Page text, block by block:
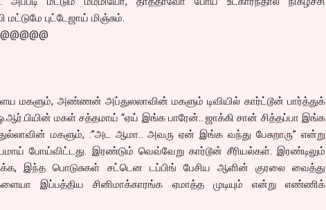
புட்டேஜாய் மிஞ்சும்.
மகளும், அண்ணன் அப்துலலாவின் மகளும் டிவியில் கார்ட்டூன் பார்த்துக்
மகள் சத்தமாய் “ஏய் இங்க பாரேன்.. ஜாக்கி சான் சித்தப்பா இங்க
மகளும், :”அட ஆமா.. அவரு ஏன் இங்க வந்து பேசுறாரு” என்று
போய்விட்டது. இரண்டும் வெவ்வேறு கார்டூன் சீரியல்கள். இரண்டிலும்
இந்த பொடுசுகள் சட்டென டப்பிங் பேசிய ஆளின் குரலை வைத்து
இப்பத்திய சினிமாக்காரங்க ஏமாத்த முடியும் என்று எண்ணிக்